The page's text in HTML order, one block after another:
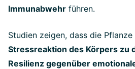
Immunabwehr führen.
Studien zeigen, dass die
Stressreaktion des Körpers zu
Resilienz gegenüber